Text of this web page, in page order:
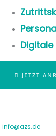
JETZT
info@azs.de